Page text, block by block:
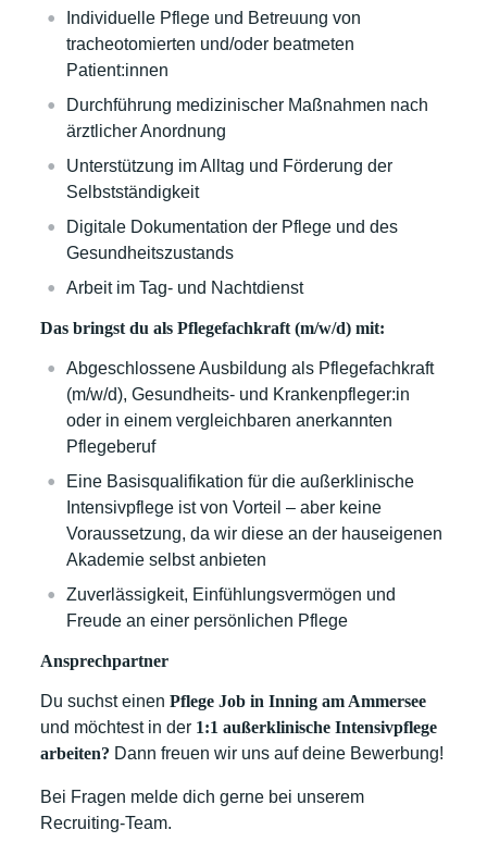
Individuelle Pflege und Betreuung von
tracheotomierten und/oder beatmeten
Patient:innen
Durchführung medizinischer Maßnahmen nach
ärztlicher Anordnung
Unterstützung im Alltag und Förderung der
Selbstständigkeit
Digitale Dokumentation der Pflege und des
Gesundheitszustands
Arbeit im Tag- und Nachtdienst
Das bringst du als Pflegefachkraft (m/w/d) mit:
Abgeschlossene Ausbildung als Pflegefachkraft
(m/w/d), Gesundheits- und Krankenpfleger:in
oder in einem vergleichbaren anerkannten
Pflegeberuf
Eine Basisqualifikation für die außerklinische
Intensivpflege ist von Vorteil – aber keine
Voraussetzung, da wir diese an der hauseigenen
Akademie selbst anbieten
Zuverlässigkeit, Einfühlungsvermögen und
Freude an einer persönlichen Pflege
Ansprechpartner
Du suchst einen Pflege Job inInning am Ammersee
und möchtest in der 1:1 außerklinische Intensivpflege
arbeiten? Dann freuen wir uns auf deine Bewerbung!
Bei Fragen melde dich gerne bei unserem
Recruiting-Team.